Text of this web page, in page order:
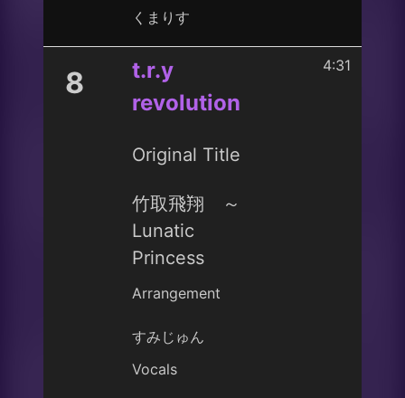
くまりす
8
t.r.y
revolution
Original Title
竹取飛翔 ～
Lunatic
Princess
Arrangement
すみじゅん
Vocals
4:31